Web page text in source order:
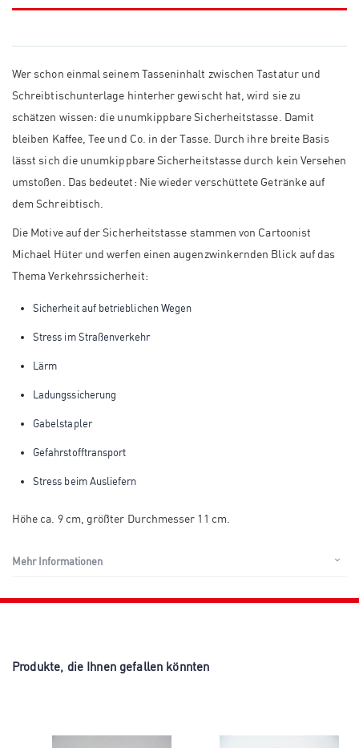
Wer schon einmal seinem Tasseninhalt zwischen Tastatur und
Schreibtischunterlage hinterher gewischt hat, wird sie zu
schätzen wissen: die unumkippbare Sicherheitstasse. Damit
bleiben Kaffee, Tee und Co. in der Tasse. Durch ihre breite Basis
lässt sich die unumkippbare Sicherheitstasse durch kein Versehen
umstoßen. Das bedeutet: Nie wieder verschüttete Getränke auf
dem Schreibtisch.
Die Motive auf der Sicherheitstasse stammen von Cartoonist
Michael Hüter und werfen einen augenzwinkernden Blick auf das
Thema Verkehrssicherheit:
Sicherheit auf betrieblichen Wegen
Stress im Straßenverkehr
Lärm
Ladungssicherung
Gabelstapler
Gefahrstofftransport
Stress beim Ausliefern
Höhe ca. 9 cm, größter Durchmesser 11 cm.
Mehr Informationen
Produkte, die Ihnen gefallen könnten